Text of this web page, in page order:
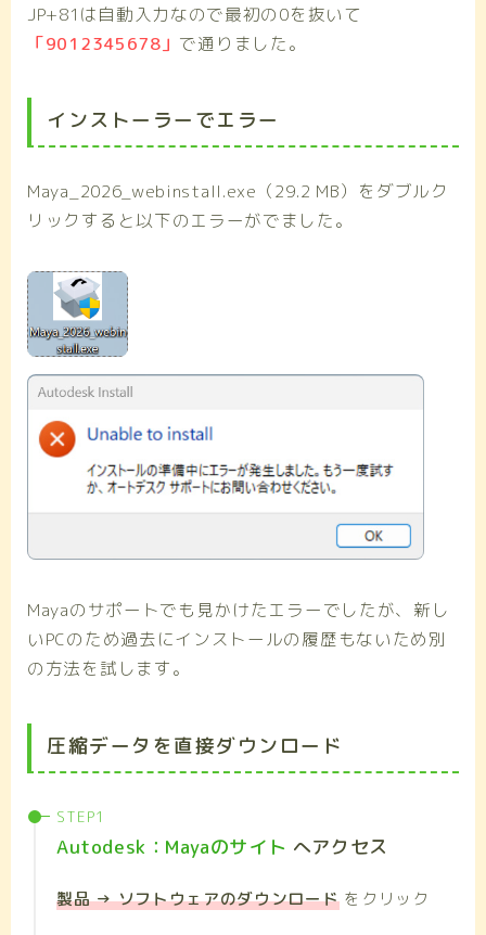
JP+81は自動入力なので最初の0を抜いて
「9012345678」 で通りました。
インストーラーでエラー
Maya_2026_webinstall.exe（29.2 MB）をダブルク
リックすると以下のエラーがでました。
Mayaのサポートでも見かけたエラーでしたが、新し
いPCのため過去にインストールの履歴もないため別
の方法を試します。
圧縮データを直接ダウンロード
Autodesk：Mayaのサイト へアクセス
製品 → ソフトウェアのダウンロードをクリック